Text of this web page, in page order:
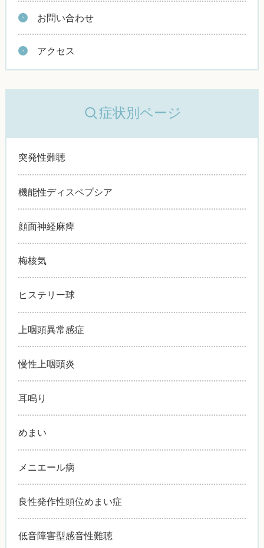
お問い合わせ
アクセス
症状別ページ
突発性難聴
機能性ディスペプシア
顔面神経麻痺
梅核気
ヒステリー球
上咽頭異常感症
慢性上咽頭炎
耳鳴り
めまい
メニエール病
良性発作性頭位めまい症
低音障害型感音性難聴